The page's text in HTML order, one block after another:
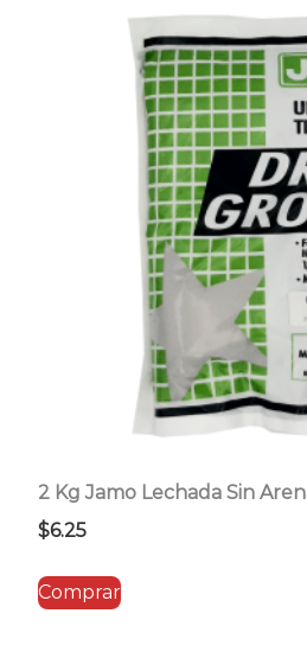
2 Kg Jamo Lechada Sin
$6.25
Comprar